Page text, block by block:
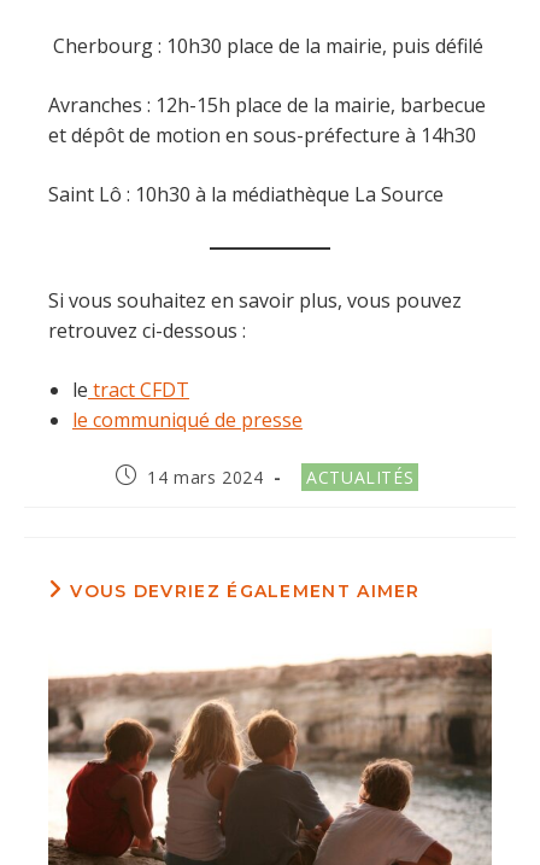
Cherbourg : 10h30 place de la mairie, puis défilé
Avranches : 12h-15h place de la mairie, barbecue
et dépôt de motion en sous-préfecture à 14h30
Saint Lô : 10h30 à la médiathèque La Source
Si vous souhaitez en savoir plus, vous pouvez
retrouvez ci-dessous :
le tract CFDT
le communiqué de presse
Publication
14 mars 2024
Post
category:
ACTUALITÉS
VOUS DEVRIEZ ÉGALEMENT AIMER